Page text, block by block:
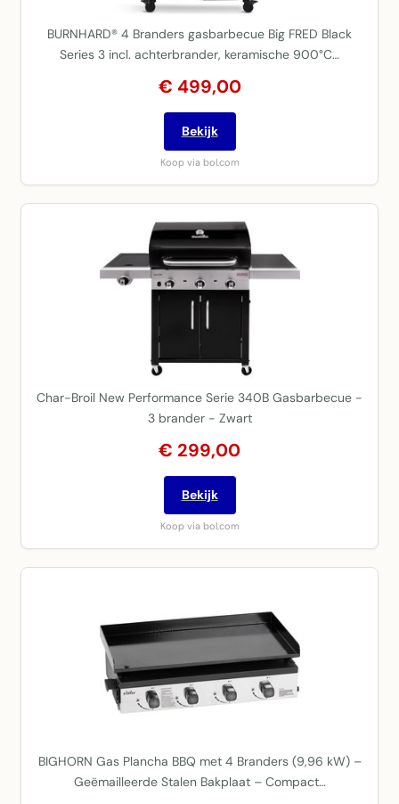
BURNHARD® 4 Branders gasbarbecue Big FRED Black
Series 3 incl. achterbrander, keramische 900°C…
€ 499,00
Bekijk
Koop via bol.com
Char-Broil New Performance Serie 340B Gasbarbecue -
3 brander - Zwart
€ 299,00
Bekijk
Koop via bol.com
BIGHORN Gas Plancha BBQ met 4 Branders (9,96 kW) –
Geëmailleerde Stalen Bakplaat – Compact…